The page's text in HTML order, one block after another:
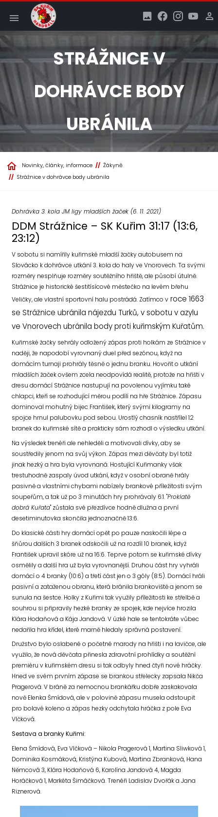
STRÁŽNICE V
DOHRÁVCE BODY
UBRÁNILA
Novinky, články, informace
Žákyně
Strážnice v dohrávce body ubránila
Dohrávka 3. kola JM ligy mladších žaček (6. 11. 2021)
DDM Strážnice – SK Kuřim 31:17 (13:6,
23:12)
V sobotu si namířily kuřimské mladší žačky autobusem na
Slovácko k dohrávce utkání 3. kola do haly ve Vnorovech. Ta svými
rozměry nesplňuje rozměry soutěžního hřiště, ale působí útulně.
Strážnice je historické šestitísícové městečko na levém břehu
Veličky, ale vlastní sportovní halu postrádá.Zatímco vroce 1663
se Strážnice ubránila nájezdu Turků, v sobotu v azylu
ve Vnorovech ubránila body proti kuřimským Kuřatům.
Kuřimské žačky sehrály odložený zápas proti holkám ze Strážnice v
naději, že napodobí vyrovnaný duel před sezónou, když na
domácím turnaji prohrály těsně o jednu branku. Hovořit o utkání
mladších žaček ovšem zcela neodpovídá realitě, protože na hřišti v
dresu domácí Strážnice nastupují na povolenou vyjímku také
chlapci, kteří se rozhodující měrou podílí na hře Strážnice. Zápasu
dominoval mohutný bijec František, který svými kilogramy na
spojce hrnul palubovku pod sebou. Urostlý chasník nastřílel 12
branek do kuřimské sítě a prakticky sám rozhodl o výsledku utkání.
Na výsledek trenéři ale nehleděli a motivovali dívky, aby se
soustředily jenom na svůj výkon. Zápas mezi děvčaty byl totiž
jinak hezký a hra byla vyrovnaná. Hostující Kuřimanky však
trestuhodně zaspaly úvod utkání, když v osobní obraně hrály
pasivně a vlastními chybami nabízely brankové příležitosti svým
soupeřům, a tak už po 3 minutách hry prohrávaly 6:1."Proklatě
dobrá Kuřata" zůstala své přezdívce hodně dlužna a první
desetiminutovka skončila jednoznačně 13:6.
Do klasické části hry domácí opět po pauze naskočili lépe a
šňůrou dalších 3 branek odskočili už na rozdíl 10 branek, když
František upravil skóre už na 16:6. Teprve potom se kuřimské dívky
osmělily a další hra už byla vyrovnanější. Druhou část hry vyhráli
domácí o 4 branky (10:6) a třetí část jen o 3 góly (8:5). Domácí hráli
pasivní a zataženou obranu, která bránila brankoviště a jenom se
sunula na šestce. Holky z Kuřimi tak využily příležitosti ke střelbě a
souhrou si připravily hezké branky ze spojek, kde nejvíce hrozila
Klára Hodaňová a Kája Jandová. V úzké hale se tentokráte vůbec
nedařila hra křídel, které marně hledaly správná postavení.
Družstvo bylo oslabené o početné marody na hřišti i na lavičce, ale
využilo, že nová děvčata přinesla zdravotní prohlídky a soutěžní
premiéru v kuřimském dresu si tak odbyly hned čtyři nové hráčky.
Hned ve svém prvním zápase se brankou střelecky zapsala Nikča
Pragerová. V bráně za nemocnou brankářku dobře zaskakovala
nově Elenka Šmídová, ale v polovině zápasu musela odstoupit
pro bolavé koleno a zápas hezky odchytala hráčka z pole Eva
Vlčková.
Sestava a branky Kuřimi:
Elena Šmídová, Eva Vlčková – Nikola Pragerová 1, Martina Sliwková 1,
Dominika Kosmáková, Kristýna Kubová, Martina Zbranková, Hana
Němcová 3, Klára Hodaňová 6, Karolína Jandová 4, Magda
Horáčková 1, Markéta Šimáčková. Trenéři Ladislav Dvořák a Jana
Riznerová.